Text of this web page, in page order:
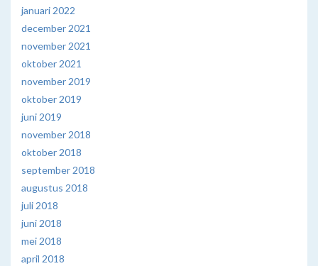
januari 2022
december 2021
november 2021
oktober 2021
november 2019
oktober 2019
juni 2019
november 2018
oktober 2018
september 2018
augustus 2018
juli 2018
juni 2018
mei 2018
april 2018